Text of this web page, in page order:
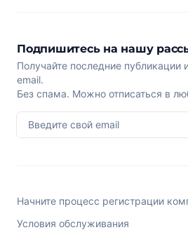
Подпишитесь на нашу
Получайте последние публикации
email.
Без спама. Можно отписаться в
Введите свой email
Начните процесс регистрации
Условия обслуживания